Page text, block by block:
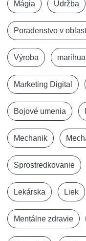
Mágia Údržba
Poradenstvo v
Výroba
Marketing Digital
Bojové umenia
Mechanik
Sprostredkovanie
Lekárska Liek
Mentálne zdravie